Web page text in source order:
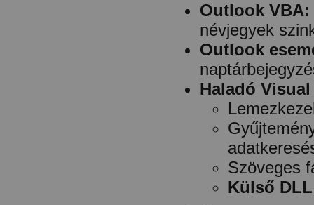
Outlook VBA:
névjegyek
Outlook
Haladó
Szöveges
Külső